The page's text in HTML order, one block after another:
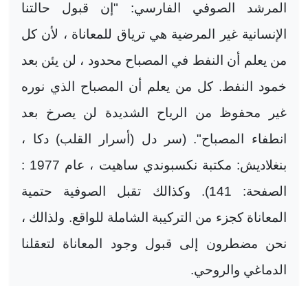
المرشد الصوفي الفارسي: "إن قبول حالتنا
الإنسانية غير المرضية هي ترياق للمعاناة ، لأن كل
من يعلم أن النفط في المصباح محدود ، لن يئن بعد
خمود النفط. كل من يعلم أن المصباح الذي نوره
غير محفوظ من الرياح الشديدة لن يصرخ بعد
انطفاء المصباح". (سر دل (أسرار القلب) دكا ،
بنغلاديش: مكتبة نكسبوندي ساهيت ، عام 1977 :
الصفحة: 141). وكذالك تقبل الصوفية حتمية
المعاناة كجزء من التركيبة الشاملة للواقع. ولذالك ،
نحن مضطرون إلى قبول وجود المعاناة لتعقلنا
الدماغي والروحي.